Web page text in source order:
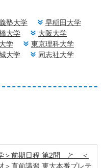
塾大学
早稲田大学
大学
大阪大学
学
東京理科大学
大学
同志社大学
＞前期日程 第2問 と ＜
＞直前講習 東大本番プレテ